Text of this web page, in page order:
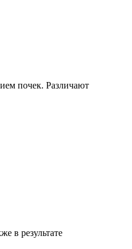
почек. Различают
в результате